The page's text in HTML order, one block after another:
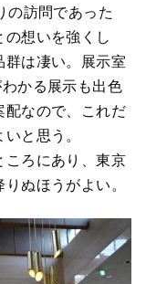
の訪問であった
想いを強くし
は凄い。展示室
かる展示も出色
配なので、これだ
と思う。
ころにあり、東京
ぬほうがよい。